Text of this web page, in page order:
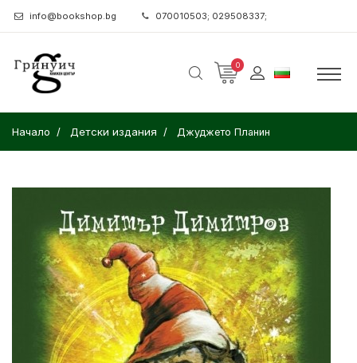
info@bookshop.bg 070010503; 029508337;
0
Начало Детски издания Джуджето Планин